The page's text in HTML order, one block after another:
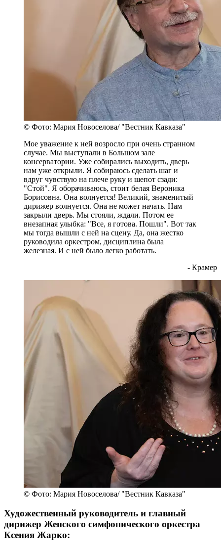
© Фото: Мария Новоселова/ "Вестник Кавказа"
Мое уважение к ней возросло при очень странном
случае. Мы выступали в Большом зале
консерватории. Уже собирались выходить, дверь
нам уже открыли. Я собираюсь сделать шаг и
вдруг чувствую на плече руку и шепот сзади:
"Стой". Я оборачиваюсь, стоит белая Вероника
Борисовна. Она волнуется! Великий, знаменитый
дирижер волнуется. Она не может начать. Нам
закрыли дверь. Мы стояли, ждали. Потом ее
внезапная улыбка: "Все, я готова. Пошли". Вот так
мы тогда вышли с ней на сцену. Да, она жестко
руководила оркестром, дисциплина была
железная. И с ней было легко работать.
- Крамер
© Фото: Мария Новоселова/ "Вестник Кавказа"
Художественный руководитель и главный
дирижер Женского симфонического оркестра
Ксения Жарко: